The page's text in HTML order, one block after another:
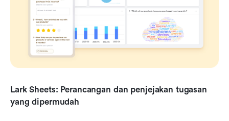
Lark Sheets: Perancangan dan penjejakan tugasan
yang dipermudah